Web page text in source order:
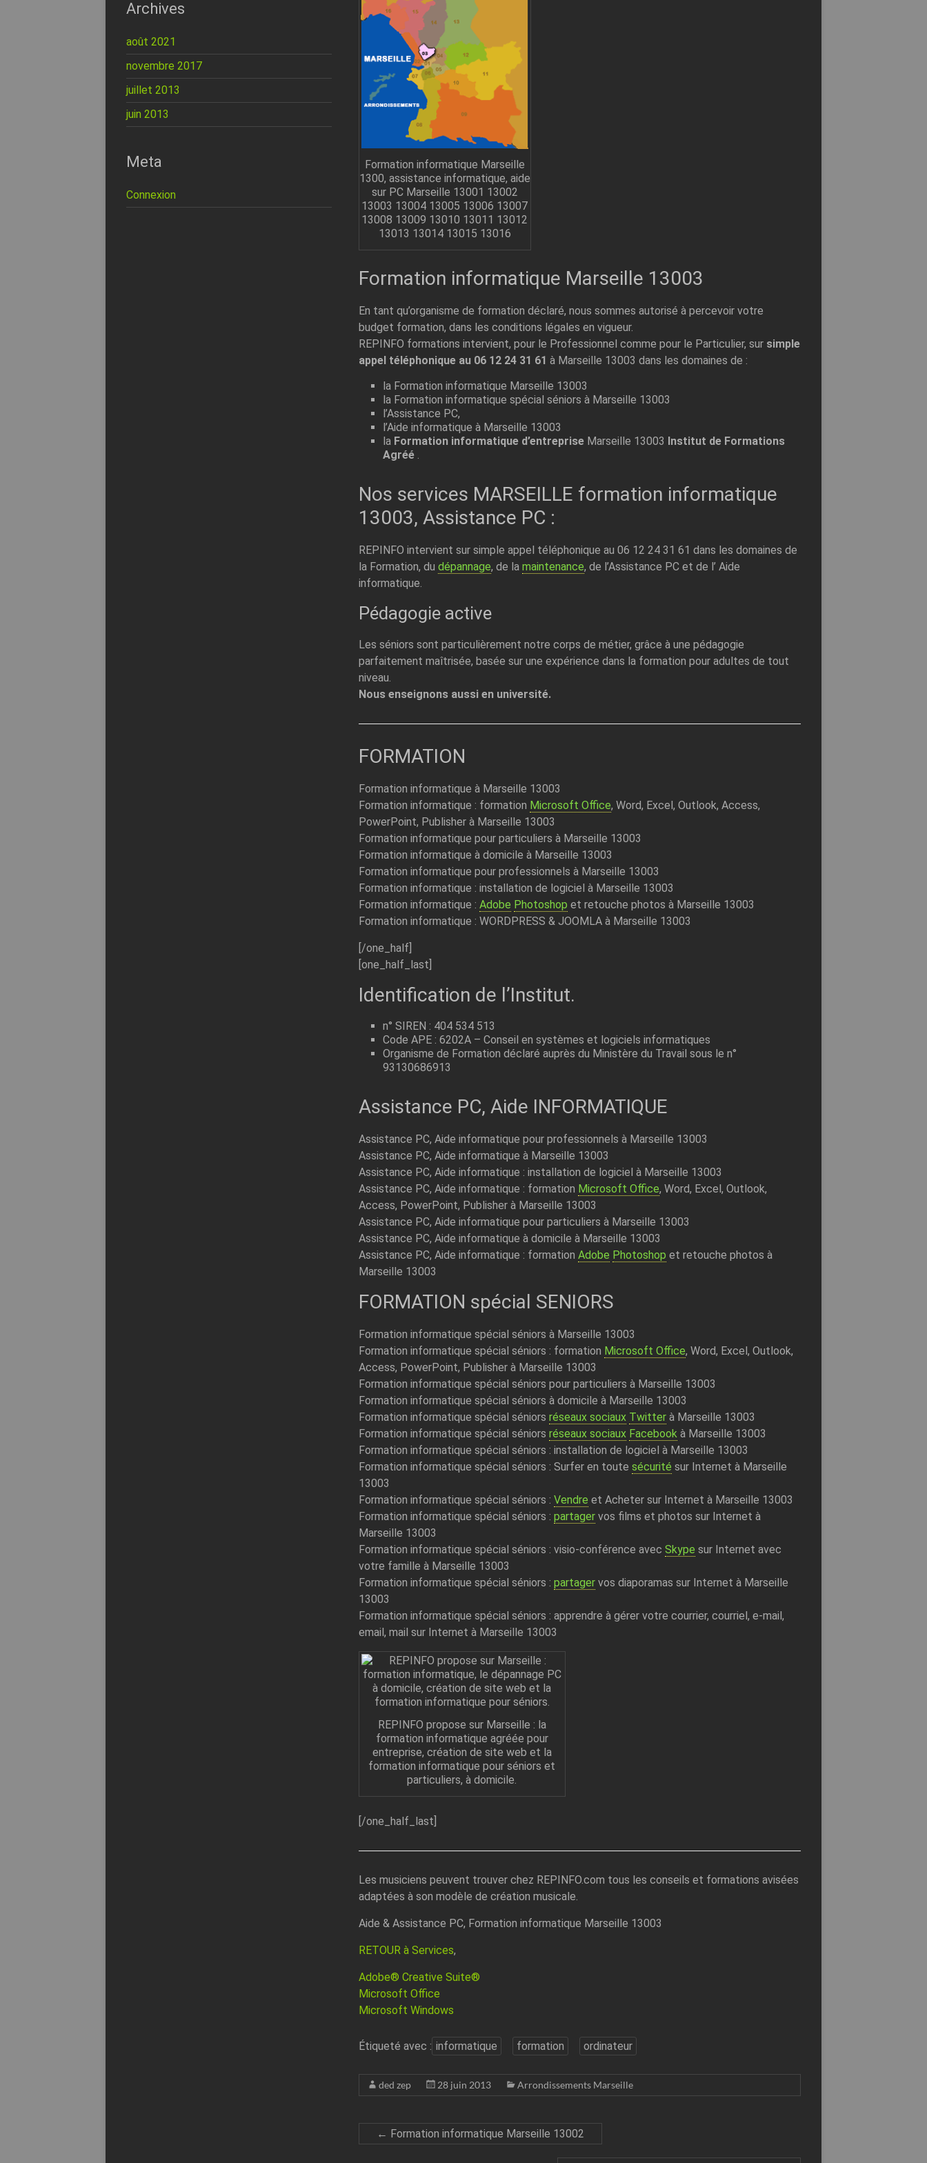
Formation informatique Marseille
1300, assistance informatique, aide
sur PC Marseille 13001 13002
13003 13004 13005 13006 13007
13008 13009 13010 13011 13012
13013 13014 13015 13016
Formation informatique Marseille 13003
En tant qu’organisme de formation déclaré, nous sommes autorisé à percevoir votre
budget formation, dans les conditions légales en vigueur.
REPINFO formations intervient, pour le Professionnel comme pour le Particulier, sur simple
appel téléphonique au 06 12 24 31 61 à Marseille 13003 dans les domaines de :
la Formation informatique Marseille 13003
la Formation informatique spécial séniors à Marseille 13003
l’Assistance PC,
l’Aide informatique à Marseille 13003
la Formation informatique d’entrepriseMarseille 13003 Institut de Formations
Agréé .
Nos services MARSEILLE formation informatique
13003, Assistance PC :
REPINFO intervient sur simple appel téléphonique au 06 12 24 31 61 dans les domaines de
la Formation, du dépannage, de la maintenance, de l’Assistance PC et de l’ Aide
informatique.
Pédagogie active
Les séniors sont particulièrement notre corps de métier, grâce à une pédagogie
parfaitement maîtrisée, basée sur une expérience dans la formation pour adultes de tout
niveau.
Nous enseignons aussi en université.
FORMATION
Formation informatique à Marseille 13003
Formation informatique : formation Microsoft Office, Word, Excel, Outlook, Access,
PowerPoint, Publisher à Marseille 13003
Formation informatique pour particuliers à Marseille 13003
Formation informatique à domicile à Marseille 13003
Formation informatique pour professionnels à Marseille 13003
Formation informatique : installation de logiciel à Marseille 13003
Formation informatique : Adobe Photoshop et retouche photos à Marseille 13003
Formation informatique : WORDPRESS & JOOMLA à Marseille 13003
[/one_half]
[one_half_last]
Identification de l’Institut.
n° SIREN : 404 534 513
Code APE : 6202A – Conseil en systèmes et logiciels informatiques
Organisme de Formation déclaré auprès du Ministère du Travail sous le n°
93130686913
Assistance PC, Aide INFORMATIQUE
Assistance PC, Aide informatique pour professionnels à Marseille 13003
Assistance PC, Aide informatique à Marseille 13003
Assistance PC, Aide informatique : installation de logiciel à Marseille 13003
Assistance PC, Aide informatique : formation Microsoft Office, Word, Excel, Outlook,
Access, PowerPoint, Publisher à Marseille 13003
Assistance PC, Aide informatique pour particuliers à Marseille 13003
Assistance PC, Aide informatique à domicile à Marseille 13003
Assistance PC, Aide informatique : formation Adobe Photoshop et retouche photos à
Marseille 13003
FORMATION spécial SENIORS
Formation informatique spécial séniors à Marseille 13003
Formation informatique spécial séniors : formation Microsoft Office, Word, Excel, Outlook,
Access, PowerPoint, Publisher à Marseille 13003
Formation informatique spécial séniors pour particuliers à Marseille 13003
Formation informatique spécial séniors à domicile à Marseille 13003
Formation informatique spécial séniors réseaux sociaux Twitterà Marseille 13003
Formation informatique spécial séniors réseaux sociaux Facebookà Marseille 13003
Formation informatique spécial séniors : installation de logiciel à Marseille 13003
Formation informatique spécial séniors : Surfer en toute sécurité sur Internet à Marseille
13003
Formation informatique spécial séniors : Vendre et Acheter sur Internet à Marseille 13003
Formation informatique spécial séniors : partagervos films et photos sur Internet à
Marseille 13003
Formation informatique spécial séniors : visio-conférence avec Skype sur Internet avec
votre famille à Marseille 13003
Formation informatique spécial séniors : partagervos diaporamas sur Internet à Marseille
13003
Formation informatique spécial séniors : apprendre à gérer votre courrier, courriel, e-mail,
email, mail sur Internet à Marseille 13003
REPINFO propose sur Marseille : la
formation informatique agréée pour
entreprise, création de site web et la
formation informatique pour séniors et
particuliers, à domicile.
[/one_half_last]
Les musiciens peuvent trouver chez REPINFO.com tous les conseils et formations avisées
adaptées à son modèle de création musicale.
Aide & Assistance PC, Formation informatique Marseille 13003
RETOUR à Services,
Adobe® Creative Suite®
Microsoft Office
Microsoft Windows
Étiqueté avec : informatique formation ordinateur
ded zep 28 juin 2013 Arrondissements Marseille
← Formation informatique Marseille 13002
Archives
août 2021
novembre 2017
juillet 2013
juin 2013
Meta
Connexion